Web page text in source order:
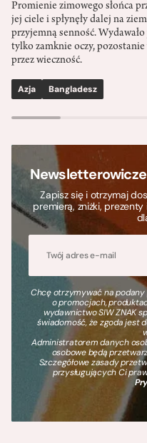
Promienie zimowego słońca
jej ciele i spłynęły dalej na
przyjemną senność.
tylko zamknie oczy,
przez wieczność.
Azja Bangladesz
Newsletterowicze
Zapisz się i otrzymaj
premierą, zniżki,
Chcę otrzymywać na
o promocjach,
wydawnictwo SIW ZNAK
świadomość, że zgoda jest
Administratorem danych
osobowe będą
Szczegółowe zasady
przysługujących Ci